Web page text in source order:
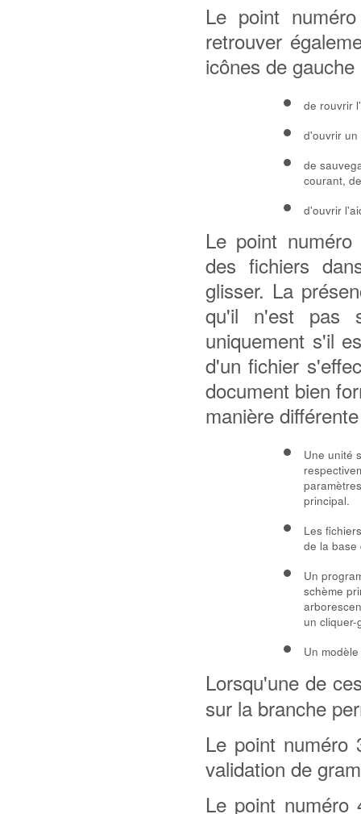
Le point
retrouver
icônes de
de rouvrir
d'ouvrir un
de
courant,
d'ouvrir
Le point
des fichiers
glisser. La
qu'il n'est pas
uniquement s'il
d'un fichier
document bien
manière
Une unité
principal.
Les
de la base
Un
schème
un cliquer-
Un
Lorsqu'une de
sur la branche
Le point numéro
validation de
Le point numéro